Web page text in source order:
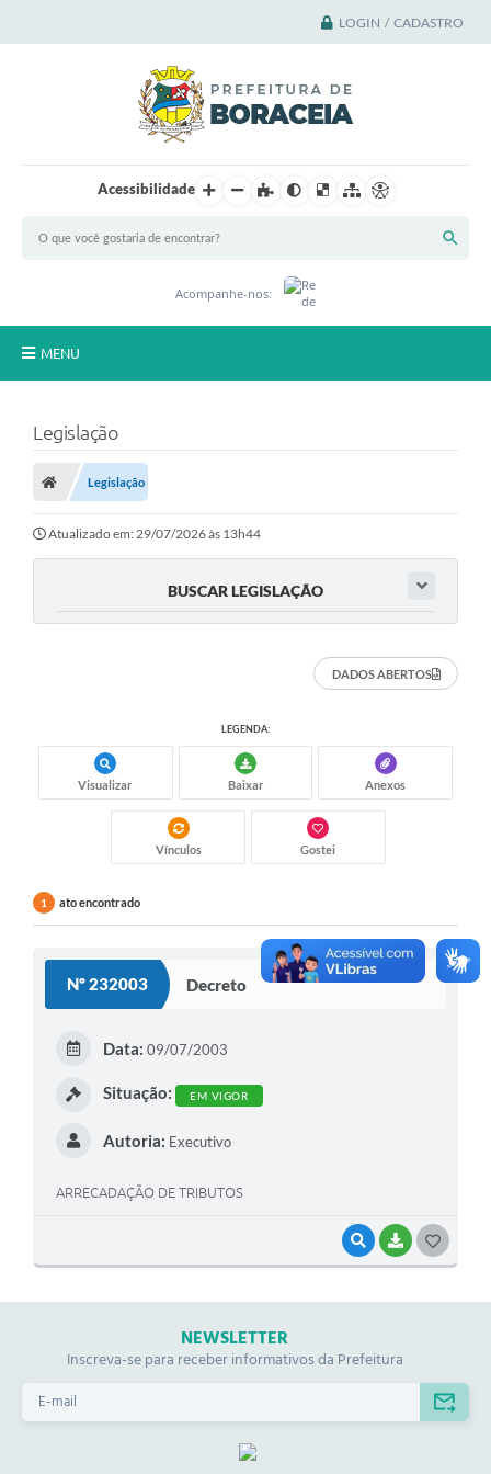
LOGIN / CADASTRO
Acessibilidade
Acompanhe-nos:
MENU
A Cidade
A Prefeitura
Notícias
Contato
Imprensa
Empregos & Oportunidades
Secretarias
Contas Públicas
Legislação
Prefeito por um dia
Transparência
Atendimento Médico
Atendimento Odontológico
Legislação
Legislação
Atualizado em: 29/07/2026 às 13h44
BUSCAR LEGISLAÇÃO
DADOS ABERTOS
LEGENDA:
Visualizar Baixar Anexos
Vínculos Gostei
1 ato encontrado
Nº 232003 Decreto
VISUALIZAR
BAIXAR
I
Data: 09/07/2003
Situação: EM VIGOR
Autoria: Executivo
ARRECADAÇÃO DE TRIBUTOS
NEWSLETTER
Inscreva-se para receber informativos da Prefeitura